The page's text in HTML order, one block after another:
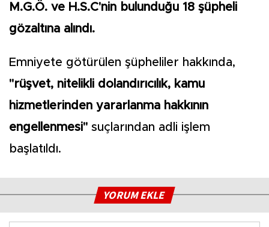
M.G.Ö. ve H.S.C'nin bulunduğu 18 şüpheli
gözaltına alındı.
Emniyete götürülen şüpheliler hakkında,
"rüşvet, nitelikli dolandırıcılık, kamu
hizmetlerinden yararlanma hakkının
engellenmesi" suçlarından adli işlem
başlatıldı.
YORUM EKLE